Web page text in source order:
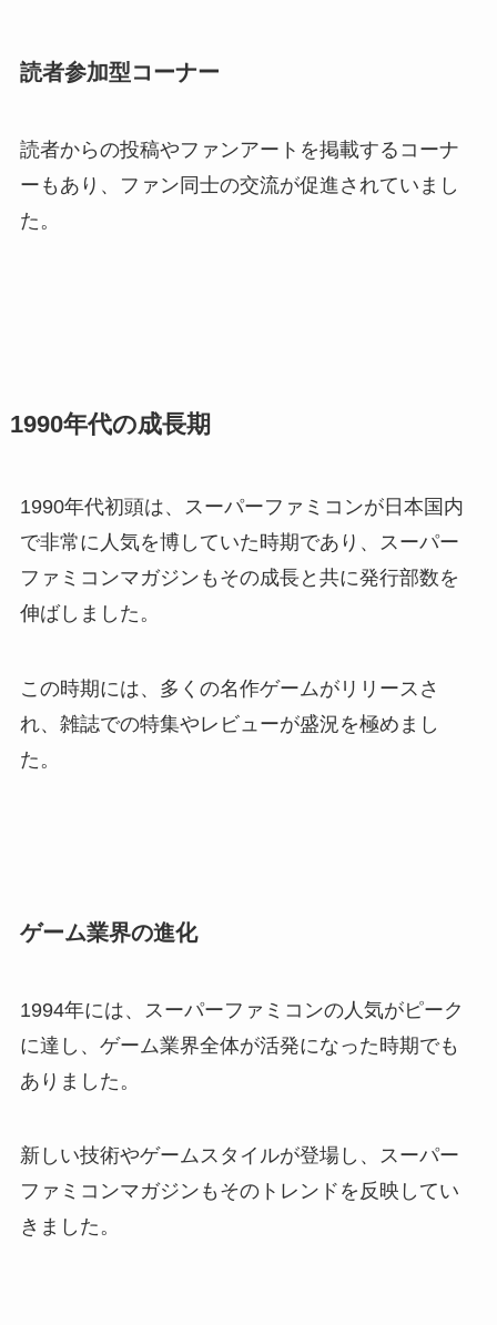
読者参加型コーナー
読者からの投稿やファンアートを掲載するコーナ
ーもあり、ファン同士の交流が促進されていまし
た。
1990年代の成長期
1990年代初頭は、スーパーファミコンが日本国内
で非常に人気を博していた時期であり、スーパー
ファミコンマガジンもその成長と共に発行部数を
伸ばしました。
この時期には、多くの名作ゲームがリリースさ
れ、雑誌での特集やレビューが盛況を極めまし
た。
ゲーム業界の進化
1994年には、スーパーファミコンの人気がピーク
に達し、ゲーム業界全体が活発になった時期でも
ありました。
新しい技術やゲームスタイルが登場し、スーパー
ファミコンマガジンもそのトレンドを反映してい
きました。